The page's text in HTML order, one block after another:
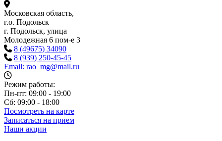
Московская область,
г.о. Подольск
г. Подольск, улица
Молодежная 6 пом-е 3
8 (49675) 34090
8 (939) 250-45-45
Email: rao_mg@mail.ru
Режим работы:
Пн-пт: 09:00 - 19:00
Сб: 09:00 - 18:00
Посмотреть на карте
Записаться на прием
Наши акции